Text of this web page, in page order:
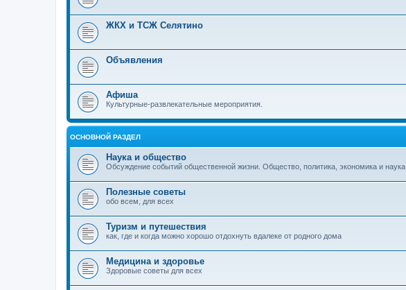
ЖКХ и ТСЖ Селятино
Объявления
Афиша
Культурные-развлекательные мероприятия.
ОСНОВНОЙ РАЗДЕЛ
Наука и общество
Обсуждение событий общественной жизни. Общество, политика, экономика и наука.
Полезные советы
обо всем, для всех
Туризм и путешествия
как, где и когда можно хорошо отдохнуть вдалеке от родного дома
Медицина и здоровье
Здоровые советы для всех